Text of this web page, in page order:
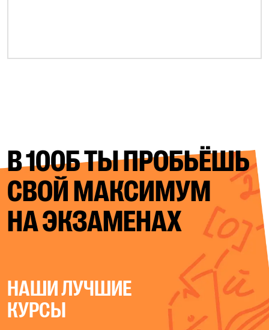
В 100Б ТЫ ПРОБЬЁШЬ
СВОЙМАКСИМУМ
НА ЭКЗАМЕНАХ
НАШИ ЛУЧШИЕ
КУРСЫ